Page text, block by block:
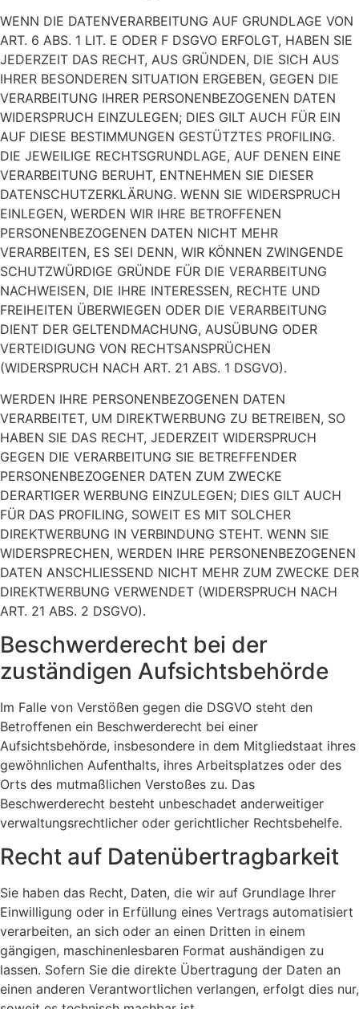
WENN DIE DATENVERARBEITUNG AUF GRUNDLAGE VON
ART. 6 ABS. 1 LIT. E ODER F DSGVO ERFOLGT, HABEN SIE
JEDERZEIT DAS RECHT, AUS GRÜNDEN, DIE SICH AUS
IHRER BESONDEREN SITUATION ERGEBEN, GEGEN DIE
VERARBEITUNG IHRER PERSONENBEZOGENEN DATEN
WIDERSPRUCH EINZULEGEN; DIES GILT AUCH FÜR EIN
AUF DIESE BESTIMMUNGEN GESTÜTZTES PROFILING.
DIE JEWEILIGE RECHTSGRUNDLAGE, AUF DENEN EINE
VERARBEITUNG BERUHT, ENTNEHMEN SIE DIESER
DATENSCHUTZERKLÄRUNG. WENN SIE WIDERSPRUCH
EINLEGEN, WERDEN WIR IHRE BETROFFENEN
PERSONENBEZOGENEN DATEN NICHT MEHR
VERARBEITEN, ES SEI DENN, WIR KÖNNEN ZWINGENDE
SCHUTZWÜRDIGE GRÜNDE FÜR DIE VERARBEITUNG
NACHWEISEN, DIE IHRE INTERESSEN, RECHTE UND
FREIHEITEN ÜBERWIEGEN ODER DIE VERARBEITUNG
DIENT DER GELTENDMACHUNG, AUSÜBUNG ODER
VERTEIDIGUNG VON RECHTSANSPRÜCHEN
(WIDERSPRUCH NACH ART. 21 ABS. 1 DSGVO).
WERDEN IHRE PERSONENBEZOGENEN DATEN
VERARBEITET, UM DIREKTWERBUNG ZU BETREIBEN, SO
HABEN SIE DAS RECHT, JEDERZEIT WIDERSPRUCH
GEGEN DIE VERARBEITUNG SIE BETREFFENDER
PERSONENBEZOGENER DATEN ZUM ZWECKE
DERARTIGER WERBUNG EINZULEGEN; DIES GILT AUCH
FÜR DAS PROFILING, SOWEIT ES MIT SOLCHER
DIREKTWERBUNG IN VERBINDUNG STEHT. WENN SIE
WIDERSPRECHEN, WERDEN IHRE PERSONENBEZOGENEN
DATEN ANSCHLIESSEND NICHT MEHR ZUM ZWECKE DER
DIREKTWERBUNG VERWENDET (WIDERSPRUCH NACH
ART. 21 ABS. 2 DSGVO).
Beschwerde­recht bei der
zuständigen Aufsichts­behörde
Im Falle von Verstößen gegen die DSGVO steht den
Betroffenen ein Beschwerderecht bei einer
Aufsichtsbehörde, insbesondere in dem Mitgliedstaat ihres
gewöhnlichen Aufenthalts, ihres Arbeitsplatzes oder des
Orts des mutmaßlichen Verstoßes zu. Das
Beschwerderecht besteht unbeschadet anderweitiger
verwaltungsrechtlicher oder gerichtlicher Rechtsbehelfe.
Recht auf Daten­übertrag­barkeit
Sie haben das Recht, Daten, die wir auf Grundlage Ihrer
Einwilligung oder in Erfüllung eines Vertrags automatisiert
verarbeiten, an sich oder an einen Dritten in einem
gängigen, maschinenlesbaren Format aushändigen zu
lassen. Sofern Sie die direkte Übertragung der Daten an
einen anderen Verantwortlichen verlangen, erfolgt dies nur,